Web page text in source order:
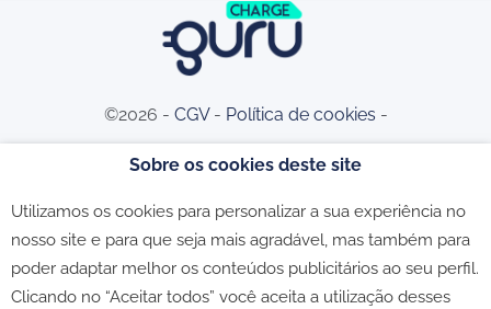
©2026 - CGV- Política de cookies -
Reclamações
Sobre os cookies deste site
Utilizamos os cookies para personalizar a sua experiência no
nosso site e para que seja mais agradável, mas também para
poder adaptar melhor os conteúdos publicitários ao seu perfil.
Clicando no “Aceitar todos” você aceita a utilização desses